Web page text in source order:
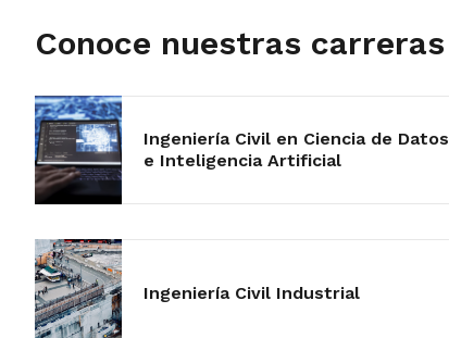
Conoce nuestras carreras
Ingeniería Civil en Ciencia de Datos
e Inteligencia Artificial
Ingeniería Civil Industrial